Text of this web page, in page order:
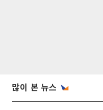
많이 본 뉴스